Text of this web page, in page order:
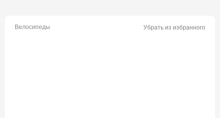
Велосипеды Убрать из избранного